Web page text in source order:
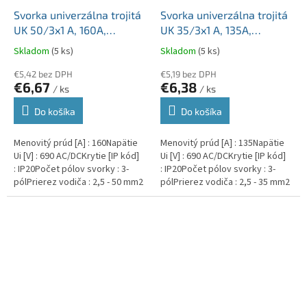
Svorka univerzálna trojitá
UK 50/3x1 A, 160A,
3x50mm2 3pól, AL/CU,
krytá, sivá, na DIN
Skladom (5 ks)
€5,42 bez DPH
€6,67 / ks
Do košíka
Menovitý prúd [A] : 160Napätie
Ui [V] : 690 AC/DCKrytie [IP kód]
: IP20Počet pólov svorky : 3-
pólPrierez vodiča : 2,5 - 50 mm2
Svorka univerzálna trojitá
UK 35/3x1 A, 135A,
3x35mm2 3pól, AL/CU,
krytá, sivá, na DIN
Skladom (5 ks)
€5,19 bez DPH
€6,38 / ks
Do košíka
Menovitý prúd [A] : 135Napätie
Ui [V] : 690 AC/DCKrytie [IP kód]
: IP20Počet pólov svorky : 3-
pólPrierez vodiča : 2,5 - 35 mm2